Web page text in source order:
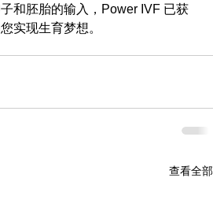
和胚胎的输入，Power IVF 已获
实现生育梦想。
查看全部